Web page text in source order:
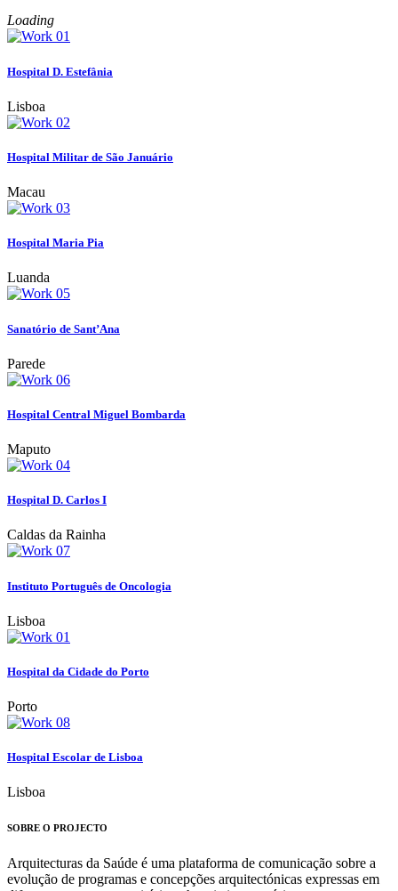
Loading
Hospital D. Estefânia
Lisboa
Hospital Militar de São Januário
Macau
Hospital Maria Pia
Luanda
Sanatório de Sant’Ana
Parede
Hospital Central Miguel Bombarda
Maputo
Hospital D. Carlos I
Caldas da Rainha
Instituto Português de Oncologia
Lisboa
Hospital da Cidade do Porto
Porto
Hospital Escolar de Lisboa
Lisboa
SOBRE O PROJECTO
Arquitecturas da Saúde é uma plataforma de comunicação sobre a
evolução de programas e concepções arquitectónicas expressas em